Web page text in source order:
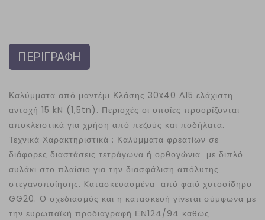
ΠΕΡΙΓΡΑΦΗ
Καλύμματα από μαντέμι Κλάσης 30x40 Α15 ελάχιστη
αντοχή 15 kN (1,5tn). Περιοχές οι οποίες προορίζονται
αποκλειστικά για χρήση από πεζούς και ποδήλατα.
Τεχνικά Χαρακτηριστικά : Καλύμματα φρεατίων σε
διάφορες διαστάσεις τετράγωνα ή ορθογώνια με διπλό
αυλάκι στο πλαίσιο για την διασφάλιση απόλυτης
στεγανοποίησης. Kατασκευασμένα από φαιό χυτοσίδηρο
GG20. Ο σχεδιασμός και η κατασκευή γίνεται σύμφωνα με
την ευρωπαϊκή προδιαγραφή ΕΝ124/94 καθώς